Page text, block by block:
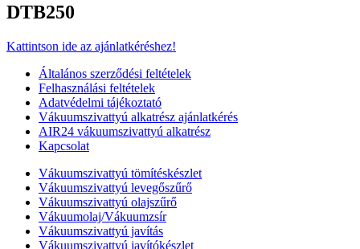
DTB250
Kattintson ide az ajánlatkéréshez!
Általános szerződési feltételek
Felhasználási feltételek
Adatvédelmi tájékoztató
Vákuumszivattyú alkatrész ajánlatkérés
AIR24 vákuumszivattyú alkatrész
Kapcsolat
Vákuumszivattyú tömítéskészlet
Vákuumszivattyú levegőszűrő
Vákuumszivattyú olajszűrő
Vákuumolaj/Vákuumzsír
Vákuumszivattyú javítás
Vákuumszivattyú javítókészlet